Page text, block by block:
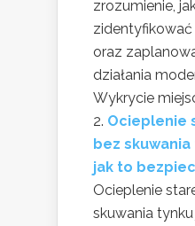
zrozumienie,
zidentyfikować
oraz
działania
Wykrycie
Ocieplenie
bez
jak to
Ocieplenie
skuwania